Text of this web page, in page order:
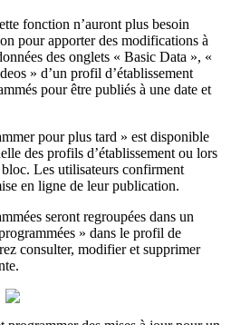
fonction n’auront plus besoin
pour apporter des modifications à
des onglets « Basic Data », «
» d’un profil d’établissement
pour être publiés à une date et
pour plus tard » est disponible
des profils d’établissement ou lors
Les utilisateurs confirment
en ligne de leur publication.
seront regroupées dans un
» dans le profil de
consulter, modifier et supprimer